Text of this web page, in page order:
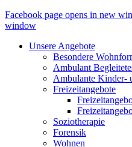
Facebook page opens in new
window
Unsere Angebote
Besondere
Ambulant
Ambulante Kinder-
Freizeitangebote
Soziotherapie
Forensik
Wohnen